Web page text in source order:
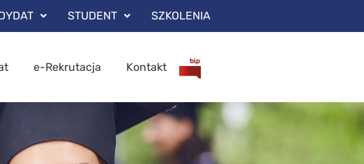
STUDENT SZKOLENIA
e-Rekrutacja Kontakt